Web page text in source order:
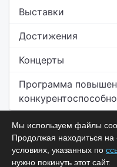
Выставки
Достижения
Концерты
Программа
Мы используем файлы
Продолжая находиться на
условиях, указанных по
нужно покинуть этот сайт.